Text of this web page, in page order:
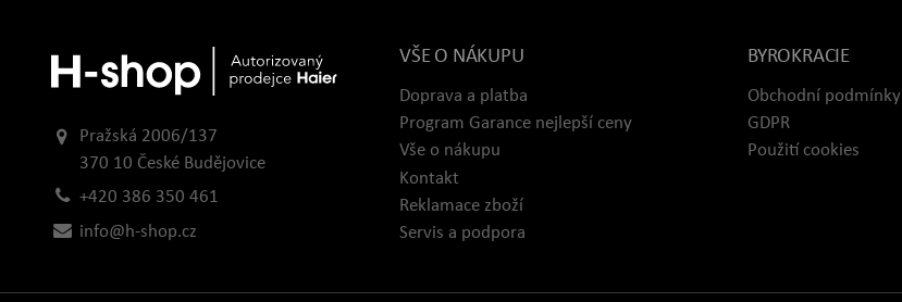
Pražská 2006/137
370 10 České Budějovice
+420 386 350 461
info@h-shop.cz
VŠE O NÁKUPU
Doprava a platba
Program Garance nejlepší ceny
Vše o nákupu
Kontakt
Reklamace zboží
Servis a podpora
BYROKRACIE
Obchodní podmínky
GDPR
Použití cookies